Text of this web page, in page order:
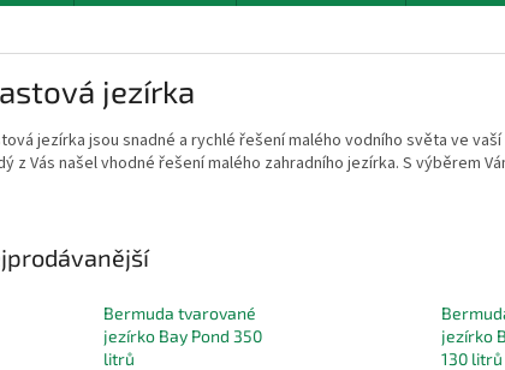
jezírka
jezírka jsou snadné a rychlé řešení malého vodního světa ve
z Vás našel vhodné řešení malého zahradního jezírka. S výběrem
Bermuda tvarované
jezírko Bay Pond 350
litrů
jezírko
130 litrů